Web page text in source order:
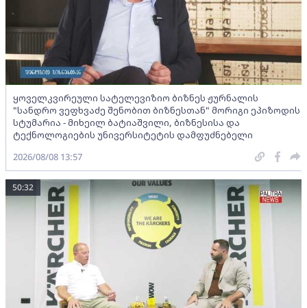
ყოველკვირეული სატელევიზიო ბიზნეს ჟურნალის
"სანდრო ვეფხვაძე შენობით ბიზნესთან" მორიგი ეპიზოდის
სტუმარია - მიხეილ ბატიაშვილი, ბიზნესისა და
ტექნოლოგიების უნივერსიტეტის დამფუძნებელი
2026/08/08 13:57
50:32